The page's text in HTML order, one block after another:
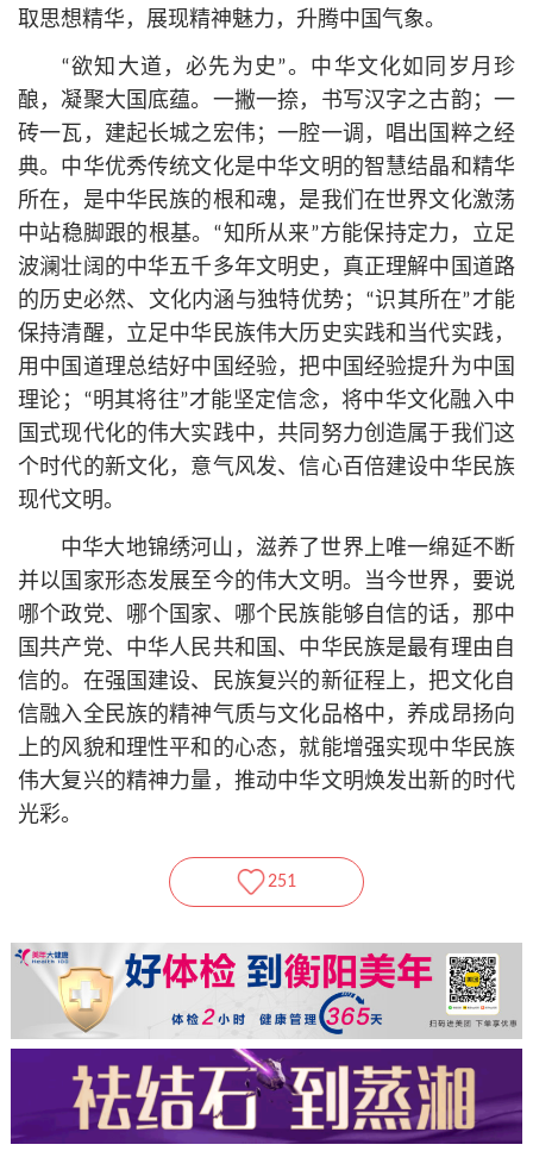
取思想精华，展现精神魅力，升腾中国气象。
“欲知大道，必先为史”。中华文化如同岁月珍
酿，凝聚大国底蕴。一撇一捺，书写汉字之古韵；一
砖一瓦，建起长城之宏伟；一腔一调，唱出国粹之经
典。中华优秀传统文化是中华文明的智慧结晶和精华
所在，是中华民族的根和魂，是我们在世界文化激荡
中站稳脚跟的根基。“知所从来”方能保持定力，立足
波澜壮阔的中华五千多年文明史，真正理解中国道路
的历史必然、文化内涵与独特优势；“识其所在”才能
保持清醒，立足中华民族伟大历史实践和当代实践，
用中国道理总结好中国经验，把中国经验提升为中国
理论；“明其将往”才能坚定信念，将中华文化融入中
国式现代化的伟大实践中，共同努力创造属于我们这
个时代的新文化，意气风发、信心百倍建设中华民族
现代文明。
中华大地锦绣河山，滋养了世界上唯一绵延不断
并以国家形态发展至今的伟大文明。当今世界，要说
哪个政党、哪个国家、哪个民族能够自信的话，那中
国共产党、中华人民共和国 、中华民族是最有理由自
信的。在强国建设、民族复兴的新征程上，把文化自
信融入全民族的精神气质与文化品格中，养成昂扬向
上的风貌和理性平和的心态，就能增强实现中华民族
伟大复兴的精神力量，推动中华文明焕发出新的时代
光彩。
251